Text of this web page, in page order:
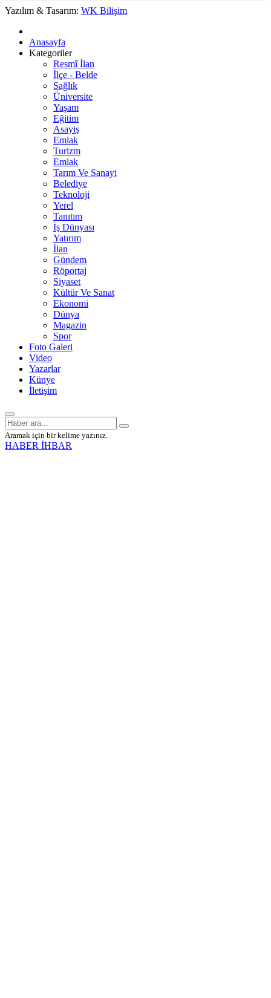
Yazılım & Tasarım: WK Bilişim
Anasayfa
Kategoriler
Resmî İlan
İlçe - Belde
Sağlık
Üniversite
Yaşam
Eğitim
Asayiş
Emlak
Turizm
Emlak
Tarım Ve Sanayi
Belediye
Teknoloji
Yerel
Tanıtım
İş Dünyası
Yatırım
İlan
Gündem
Röportaj
Siyaset
Kültür Ve Sanat
Ekonomi
Dünya
Magazin
Spor
Foto Galeri
Video
Yazarlar
Künye
İletişim
Aramak için bir kelime yazınız.
HABER İHBAR